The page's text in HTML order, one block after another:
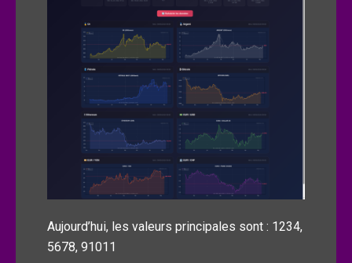
Aujourd’hui, les valeurs principales sont : 1234,
5678, 91011